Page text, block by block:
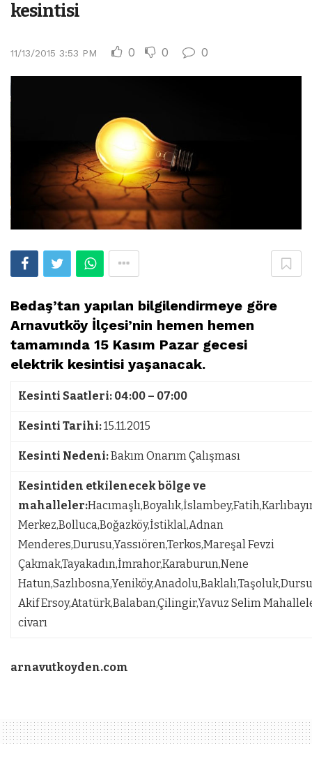
kesintisi
11/13/2015 3:53 PM 0 0 0
Bedaş’tan yapılan bilgilendirmeye göre
Arnavutköy İlçesi’nin hemen hemen
tamamında 15 Kasım Pazar gecesi
elektrik kesintisi yaşanacak.
Kesinti Saatleri: 04:00 – 07:00
Kesinti Tarihi:15.11.2015
Kesinti Nedeni:Bakım Onarım Çalışması
Kesintiden etkilenecek bölge ve
mahalleler:
Merkez,Bolluca,Boğazköy,İstiklal,Adnan
Menderes,Durusu,Yassıören,Terkos,Mareşal Fevzi
Çakmak,Tayakadın,İmrahor,Karaburun,Nene
Akif Ersoy,Atatürk,Balaban,Çilingir,Yavuz Selim
civarı
arnavutkoyden.com